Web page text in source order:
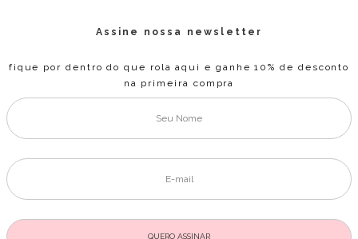
Assine nossa newsletter
fique por dentro do que rola aqui e ganhe 10% de desconto
na primeira compra